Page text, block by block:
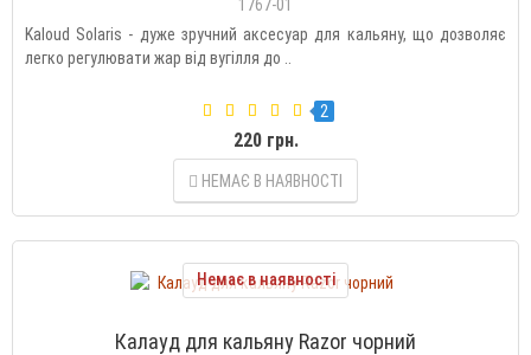
1767-01
Kaloud Solaris - дуже зручний аксесуар для кальяну, що дозволяє
легко регулювати жар від вугілля до ..
2
220 грн.
НЕМАЄ В НАЯВНОСТІ
Немає в наявності
Калауд для кальяну Razor чорний